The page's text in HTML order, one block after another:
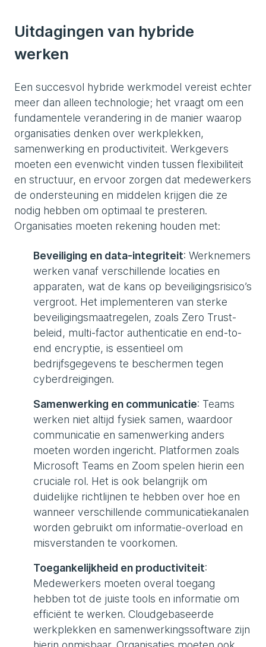
Uitdagingen van hybride
werken
Een succesvol hybride werkmodel vereist echter
meer dan alleen technologie; het vraagt om een
fundamentele verandering in de manier waarop
organisaties denken over werkplekken,
samenwerking en productiviteit. Werkgevers
moeten een evenwicht vinden tussen flexibiliteit
en structuur, en ervoor zorgen dat medewerkers
de ondersteuning en middelen krijgen die ze
nodig hebben om optimaal te presteren.
Organisaties moeten rekening houden met:
Beveiliging en data-integriteit: Werknemers
werken vanaf verschillende locaties en
apparaten, wat de kans op beveiligingsrisico’s
vergroot. Het implementeren van sterke
beveiligingsmaatregelen, zoals Zero Trust-
beleid, multi-factor authenticatie en end-to-
end encryptie, is essentieel om
bedrijfsgegevens te beschermen tegen
cyberdreigingen.
Samenwerking en communicatie: Teams
werken niet altijd fysiek samen, waardoor
communicatie en samenwerking anders
moeten worden ingericht. Platformen zoals
Microsoft Teams en Zoom spelen hierin een
cruciale rol. Het is ook belangrijk om
duidelijke richtlijnen te hebben over hoe en
wanneer verschillende communicatiekanalen
worden gebruikt om informatie-overload en
misverstanden te voorkomen.
Toegankelijkheid en productiviteit:
Medewerkers moeten overal toegang
hebben tot de juiste tools en informatie om
efficiënt te werken. Cloudgebaseerde
werkplekken en samenwerkingssoftware zijn